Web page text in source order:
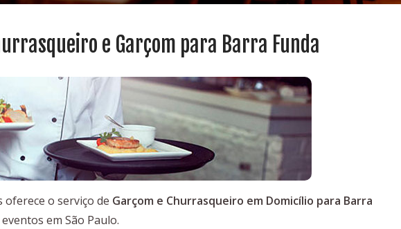
e Garçom para Barra Funda
oferece o serviço de Garçom e Churrasqueiro em Domicílio para Barra
em São Paulo.